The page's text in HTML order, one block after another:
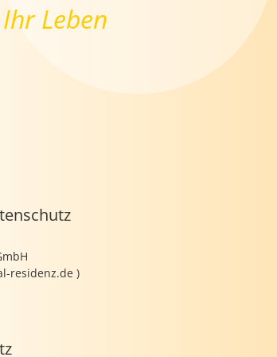
Leben
residenz.de )